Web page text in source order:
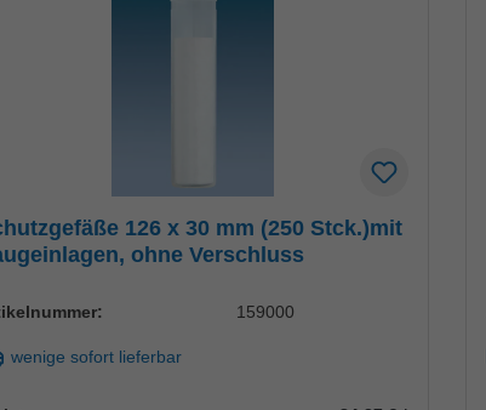
126 x 30 mm (250 Stck.)mit
ohne Verschluss
159000
wenige sofort lieferbar